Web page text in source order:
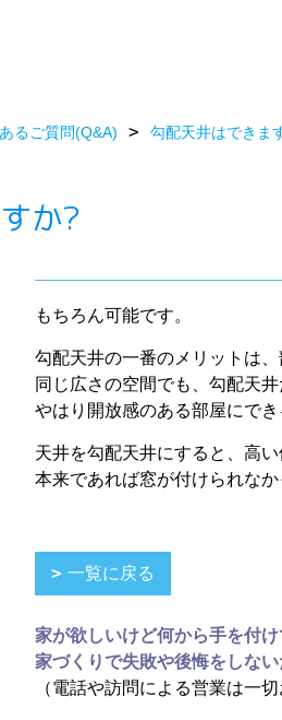
るご質問(Q&A) 勾配天井はできま
か?
もちろん可能です。
勾配天井の一番のメリットは
同じ広さの空間でも、勾配天
やはり開放感のある部屋にで
天井を勾配天井にすると、高
本来であれば窓が付けられな
一覧に戻る
家が欲しいけど何から手を付
家づくりで失敗や後悔をしない
（電話や訪問による営業は一